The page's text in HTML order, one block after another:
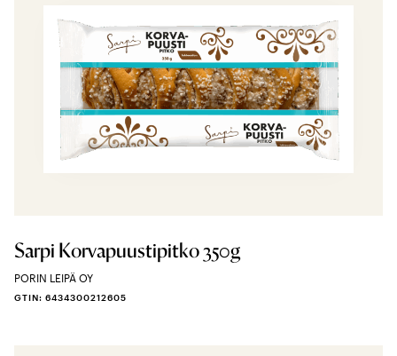
Sarpi Korvapuustipitko 350g
PORIN LEIPÄ OY
GTIN: 6434300212605